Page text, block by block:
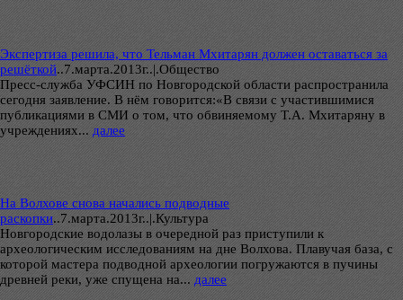
Экспертиза решила, что Тельман Мхитарян должен оставаться за
решёткой..7.марта.2013г..|.Общество
Пресс-служба УФСИН по Новгородской области распространила
сегодня заявление. В нём говорится:«В связи с участившимися
публикациями в СМИ о том, что обвиняемому Т.А. Мхитаряну в
учреждениях... далее
На Волхове снова начались подводные
раскопки..7.марта.2013г..|.Культура
Новгородские водолазы в очередной раз приступили к
археологическим исследованиям на дне Волхова. Плавучая база, с
которой мастера подводной археологии погружаются в пучины
древней реки, уже спущена на... далее